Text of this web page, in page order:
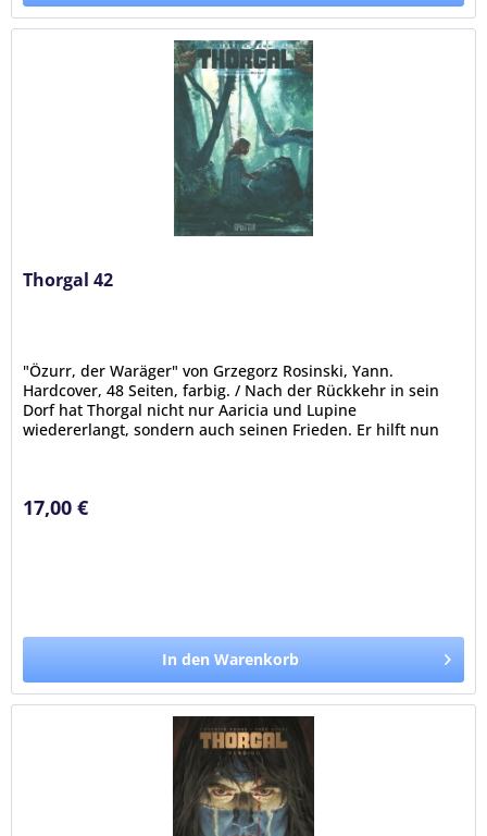
Thorgal 42
"Özurr, der Waräger" von Grzegorz Rosinski, Yann.
Hardcover, 48 Seiten, farbig. / Nach der Rückkehr in sein
Dorf hat Thorgal nicht nur Aaricia und Lupine
wiedererlangt, sondern auch seinen Frieden. Er hilft nun
17,00 €
In den Warenkorb